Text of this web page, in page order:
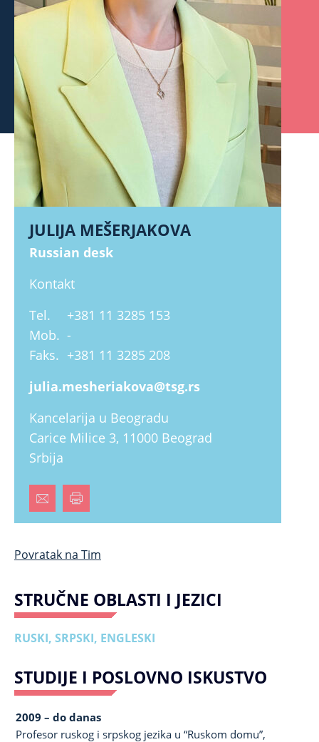
JULIJA MEŠERJAKOVA
Russian desk
Kontakt
Tel.
+381 11 3285 153
Mob. -
Faks. +381 11 3285 208
julia.mesheriakova@tsg.rs
Kancelarija u Beogradu
Carice Milice 3, 11000 Beograd
Srbija
Povratak na Tim
STRUČNE OBLASTI I JEZICI
RUSKI, SRPSKI, ENGLESKI
STUDIJE I POSLOVNO ISKUSTVO
2009 – do danas
Profesor ruskog i srpskog jezika u “Ruskom domu”,